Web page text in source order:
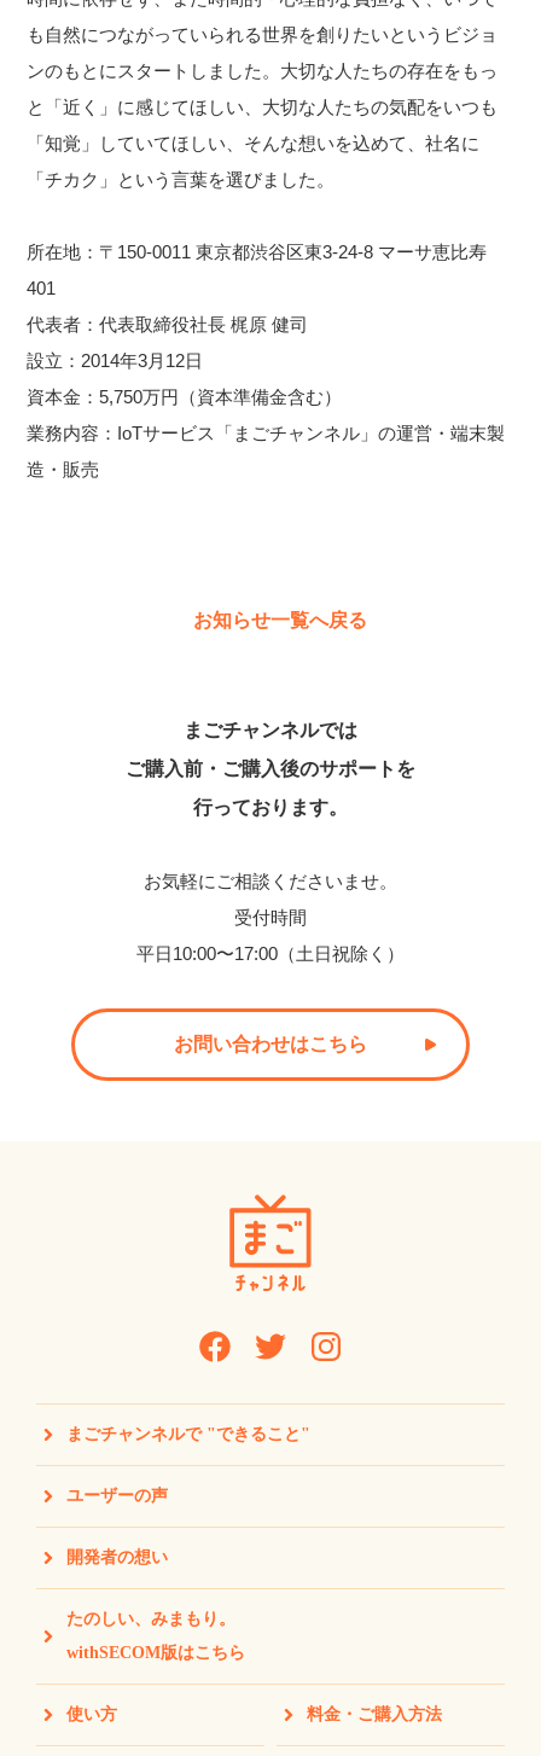
も自然につながっていられる世界を創りたいというビジョ
ンのもとにスタートしました。大切な人たちの存在をもっ
と「近く」に感じてほしい、大切な人たちの気配をいつも
「知覚」していてほしい、そんな想いを込めて、社名に
「チカク」という言葉を選びました。
所在地：〒150-0011 東京都渋谷区東3-24-8 マーサ恵比寿
401
代表者：代表取締役社長 梶原 健司
設立：2014年3月12日
資本金：5,750万円（資本準備金含む）
業務内容：IoTサービス「まごチャンネル」の運営・端末製
造・販売
お知らせ一覧へ戻る
まごチャンネルでは
ご購入前・ご購入後のサポートを
行っております。
お気軽にご相談くださいませ。
受付時間
平日10:00〜17:00（土日祝除く）
お問い合わせはこちら
まごチャンネルで "できること"
ユーザーの声
開発者の想い
たのしい、みまもり。
withSECOM版はこちら
使い方 料金・ご購入方法